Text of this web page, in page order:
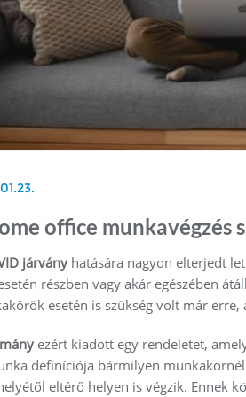
office munkavégzés
járvány hatására nagyon elterjedt
részben vagy akár egészében
esetén is szükség volt már erre,
ezért kiadott egy rendeletet,
definíciója bármilyen munkakörnél
eltérő helyen is végzik. Ennek